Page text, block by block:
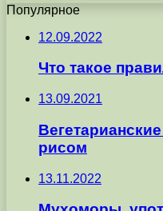
Популярное
12.09.2022
Что такое
13.09.2021
рисом
13.11.2022